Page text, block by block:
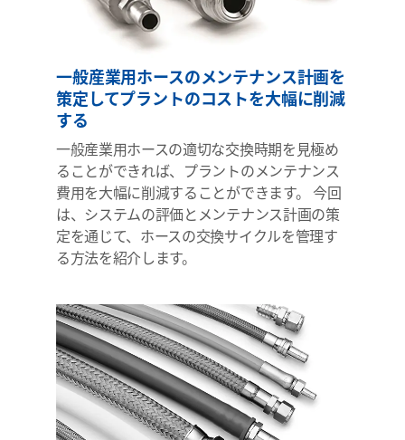
一般産業用ホースのメンテナンス計画を
策定してプラントのコストを大幅に削減
する
一般産業用ホースの適切な交換時期を見極め
ることができれば、プラントのメンテナンス
費用を大幅に削減することができます。 今回
は、システムの評価とメンテナンス計画の策
定を通じて、ホースの交換サイクルを管理す
る方法を紹介します。